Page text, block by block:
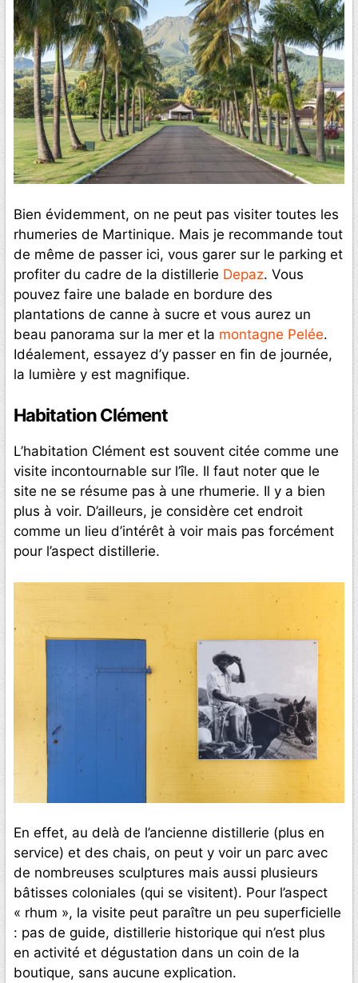
Bien évidemment, on ne peut pas visiter toutes les
rhumeries de Martinique. Mais je recommande tout
de même de passer ici, vous garer sur le parking et
profiter du cadre de la distillerie Depaz. Vous
pouvez faire une balade en bordure des
plantations de canne à sucre et vous aurez un
beau panorama sur la mer et la montagne Pelée.
Idéalement, essayez d’y passer en fin de journée,
la lumière y est magnifique.
Habitation Clément
L’habitation Clément est souvent citée comme une
visite incontournable sur l’île. Il faut noter que le
site ne se résume pas à une rhumerie. Il y a bien
plus à voir. D’ailleurs, je considère cet endroit
comme un lieu d’intérêt à voir mais pas forcément
pour l’aspect distillerie.
En effet, au delà de l’ancienne distillerie (plus en
service) et des chais, on peut y voir un parc avec
de nombreuses sculptures mais aussi plusieurs
bâtisses coloniales (qui se visitent). Pour l’aspect
« rhum », la visite peut paraître un peu superficielle
: pas de guide, distillerie historique qui n’est plus
en activité et dégustation dans un coin de la
boutique, sans aucune explication.